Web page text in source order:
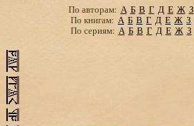
По авторам: А Б В Г Д Е Ж З
По книгам: А Б В Г Д Е Ж З
По сериям: А Б В Г Д Е Ж З